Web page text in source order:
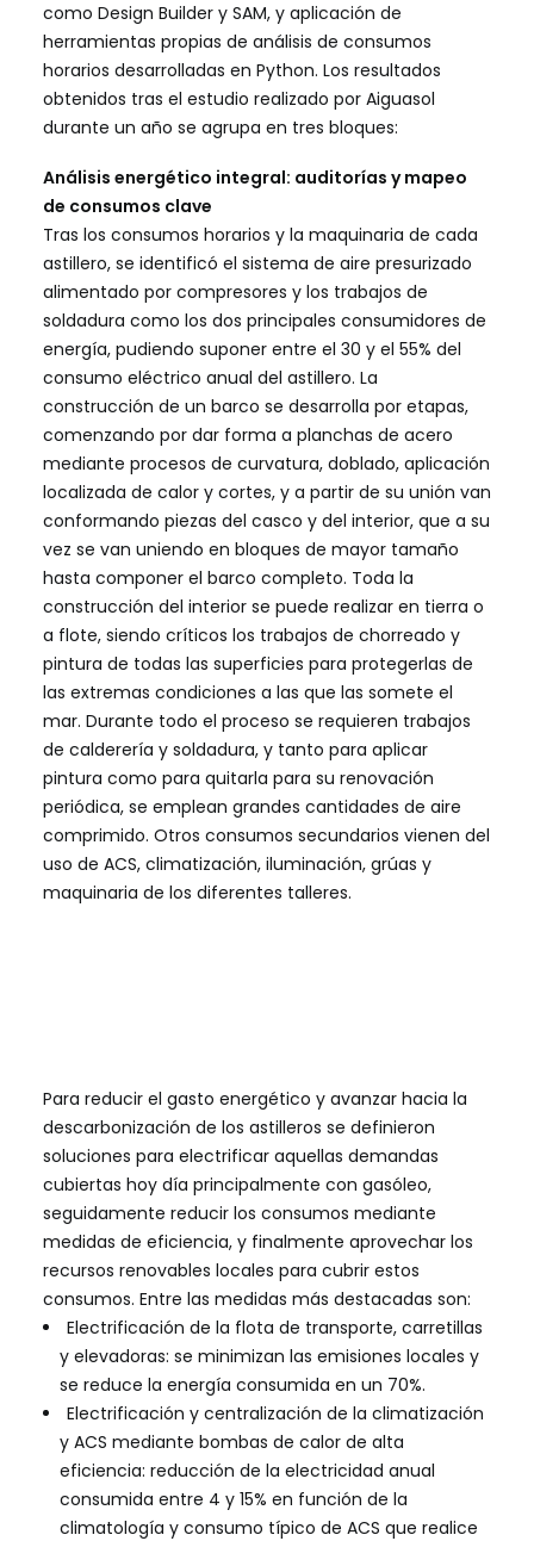
como Design Builder y SAM, y aplicación de
herramientas propias de análisis de consumos
horarios desarrolladas en Python. Los resultados
obtenidos tras el estudio realizado por Aiguasol
durante un año se agrupa en tres bloques:
Análisis energético integral: auditorías y mapeo
de consumos clave
Tras los consumos horarios y la maquinaria de cada
astillero, se identificó el sistema de aire presurizado
alimentado por compresores y los trabajos de
soldadura como los dos principales consumidores de
energía, pudiendo suponer entre el 30 y el 55% del
consumo eléctrico anual del astillero. La
construcción de un barco se desarrolla por etapas,
comenzando por dar forma a planchas de acero
mediante procesos de curvatura, doblado, aplicación
localizada de calor y cortes, y a partir de su unión van
conformando piezas del casco y del interior, que a su
vez se van uniendo en bloques de mayor tamaño
hasta componer el barco completo. Toda la
construcción del interior se puede realizar en tierra o
a flote, siendo críticos los trabajos de chorreado y
pintura de todas las superficies para protegerlas de
las extremas condiciones a las que las somete el
mar. Durante todo el proceso se requieren trabajos
de calderería y soldadura, y tanto para aplicar
pintura como para quitarla para su renovación
periódica, se emplean grandes cantidades de aire
comprimido. Otros consumos secundarios vienen del
uso de ACS, climatización, iluminación, grúas y
maquinaria de los diferentes talleres.
Para reducir el gasto energético y avanzar hacia la
descarbonización de los astilleros se definieron
soluciones para electrificar aquellas demandas
cubiertas hoy día principalmente con gasóleo,
seguidamente reducir los consumos mediante
medidas de eficiencia, y finalmente aprovechar los
recursos renovables locales para cubrir estos
consumos. Entre las medidas más destacadas son:
Electrificación de la flota de transporte, carretillas
y elevadoras: se minimizan las emisiones locales y
se reduce la energía consumida en un 70%.
Electrificación y centralización de la climatización
y ACS mediante bombas de calor de alta
eficiencia: reducción de la electricidad anual
consumida entre 4 y 15% en función de la
climatología y consumo típico de ACS que realice